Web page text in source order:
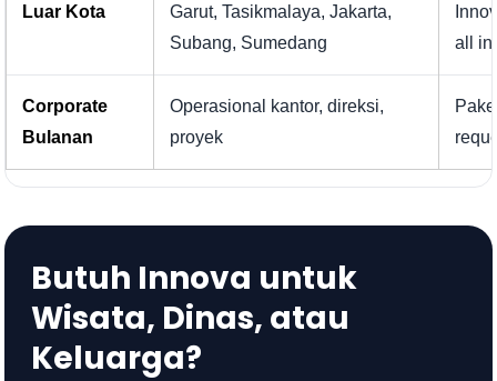
Luar Kota
Garut, Tasikmalaya, Jakarta,
Subang, Sumedang
all in
Corporate
Bulanan
Operasional kantor, direksi,
proyek
Butuh Innova untuk
Wisata, Dinas, atau
Keluarga?